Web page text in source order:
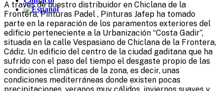
A través de nuestro distribuidor en Chiclana de la
Frontera, Pinturas Padel , Pinturas Jafep ha tomado
parte en la reparación de los paramentos exteriores del
edificio perteneciente a la Urbanización “Costa Gadir”,
situada en la calle Vespasiano de Chiclana de la Frontera,
Cádiz. Un edificio del centro de la ciudad gaditana que ha
sufrido con el paso del tiempo el desgaste propio de las
condiciones climáticas de la zona, es decir, unas
condiciones mediterráneas donde existen pocas